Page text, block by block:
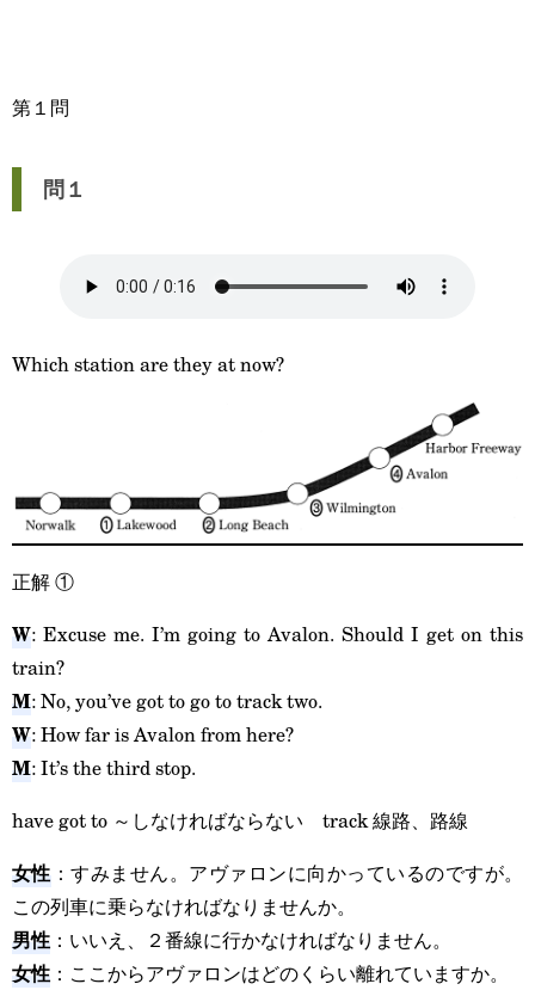
第１問
問１
Which station are they at now?
正解①
W: Excuse me. I’m going to Avalon. Should I get on this
train?
M: No, you’ve got to go to track two.
W: How far is Avalon from here?
M: It’s the third stop.
have got to ～しなければならない track 線路、路線
女性：すみません。アヴァロンに向かっているのですが。
この列車に乗らなければなりませんか。
男性 ：いいえ、２番線に行かなければなりません。
女性 ：ここからアヴァロンはどのくらい離れていますか。